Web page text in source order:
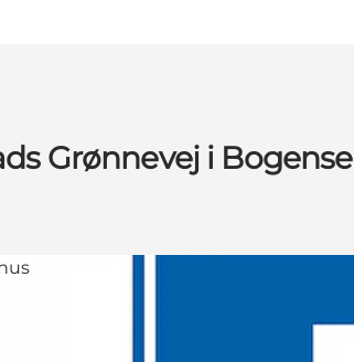
Grønnevej i Bogense